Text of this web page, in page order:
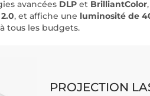
avancées DLP et BrilliantColor
, et affiche une luminosité de
tous les budgets.
PROJECTION